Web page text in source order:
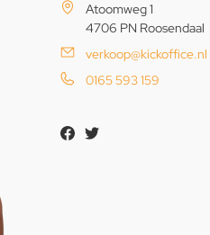
Atoomweg 1
4706 PN Roosendaal
verkoop@kickoffice.nl
0165 593 159